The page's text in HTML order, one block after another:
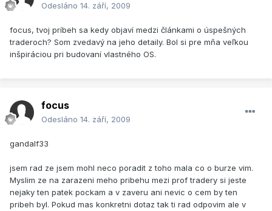
Odesláno 14. září, 2009
focus, tvoj príbeh sa kedy objaví medzi článkami o úspešných
traderoch? Som zvedavý na jeho detaily. Bol si pre mňa veľkou
inšpiráciou pri budovaní vlastného OS.
focus
Odesláno 14. září, 2009
gandalf33
jsem rad ze jsem mohl neco poradit z toho mala co o burze vim.
Myslim ze na zarazeni meho pribehu mezi prof tradery si jeste
nejaky ten patek pockam a v zaveru ani nevic o cem by ten
pribeh byl. Pokud mas konkretni dotaz tak ti rad odpovim ale v